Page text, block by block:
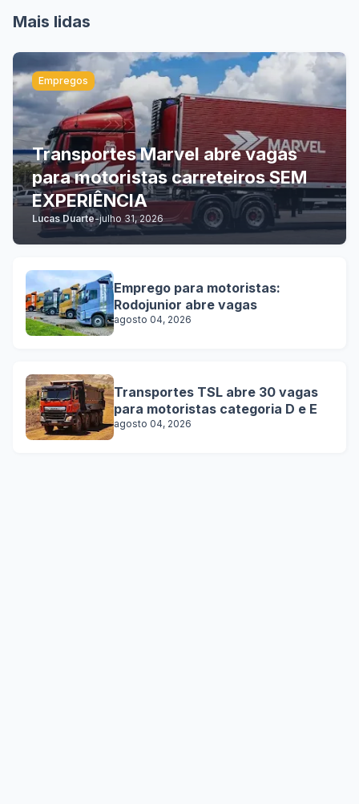
Mais lidas
Empregos
Transportes Marvel abre vagas
para motoristas carreteiros SEM
EXPERIÊNCIA
Lucas Duarte-julho 31, 2026
Emprego para motoristas:
Rodojunior abre vagas
agosto 04, 2026
Transportes TSL abre 30 vagas
para motoristas categoria D e E
agosto 04, 2026